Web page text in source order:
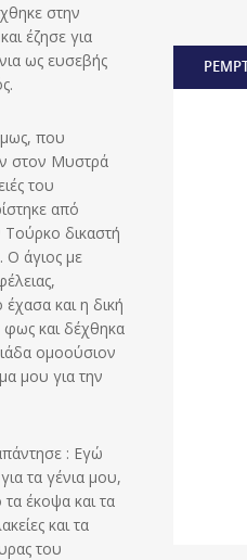
στην
έζησε για
ως ευσεβής
που
στον Μυστρά
του
από
δικαστή
Ο άγιος με
και η δική
και δέχθηκα
ομοούσιον
μου για την
: Εγώ
τα γένια μου,
έκοψα και τα
και τα
του